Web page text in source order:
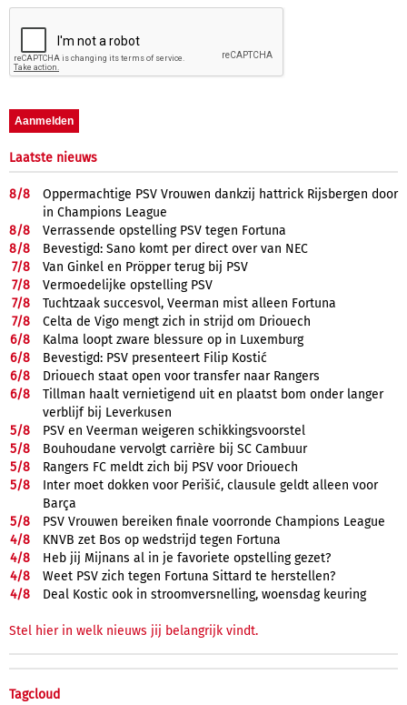
Laatste nieuws
8/8
Oppermachtige PSV Vrouwen dankzij hattrick Rijsbergen door
in Champions League
8/8
Verrassende opstelling PSV tegen Fortuna
8/8
Bevestigd: Sano komt per direct over van NEC
7/8
Van Ginkel en Pröpper terug bij PSV
7/8
Vermoedelijke opstelling PSV
7/8
Tuchtzaak succesvol, Veerman mist alleen Fortuna
7/8
Celta de Vigo mengt zich in strijd om Driouech
6/8
Kalma loopt zware blessure op in Luxemburg
6/8
Bevestigd: PSV presenteert Filip Kostić
6/8
Driouech staat open voor transfer naar Rangers
6/8
Tillman haalt vernietigend uit en plaatst bom onder langer
verblijf bij Leverkusen
5/8
PSV en Veerman weigeren schikkingsvoorstel
5/8
Bouhoudane vervolgt carrière bij SC Cambuur
5/8
Rangers FC meldt zich bij PSV voor Driouech
5/8
Inter moet dokken voor Perišić, clausule geldt alleen voor
Barça
5/8
PSV Vrouwen bereiken finale voorronde Champions League
4/8
KNVB zet Bos op wedstrijd tegen Fortuna
4/8
Heb jij Mijnans al in je favoriete opstelling gezet?
4/8
Weet PSV zich tegen Fortuna Sittard te herstellen?
4/8 Deal Kostic ook in stroomversnelling, woensdag keuring
Stel hier in welk nieuws jij belangrijk vindt.
Tagcloud